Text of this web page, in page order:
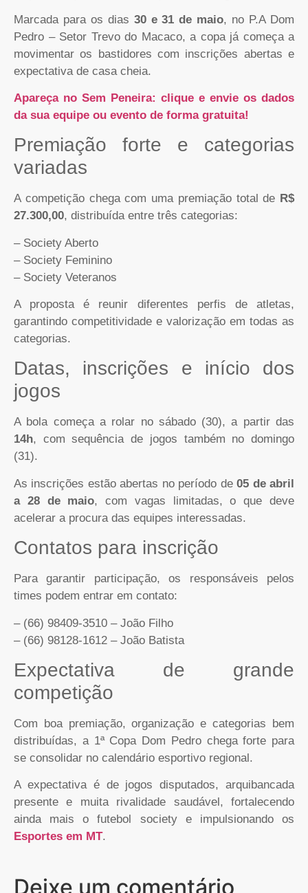
Marcada para os dias 30 e 31 de maio, no P.A Dom
Pedro – Setor Trevo do Macaco, a copa já começa a
movimentar os bastidores com inscrições abertas e
expectativa de casa cheia.
Apareça no Sem Peneira: clique e envie os dados
da sua equipe ou evento de forma gratuita!
Premiação forte e categorias
variadas
A competição chega com uma premiação total de R$
27.300,00, distribuída entre três categorias:
– Society Aberto
– Society Feminino
– Society Veteranos
A proposta é reunir diferentes perfis de atletas,
garantindo competitividade e valorização em todas as
categorias.
Datas, inscrições e início dos
jogos
A bola começa a rolar no sábado (30), a partir das
14h, com sequência de jogos também no domingo
(31).
As inscrições estão abertas no período de05 de abril
a 28 de maio, com vagas limitadas, o que deve
acelerar a procura das equipes interessadas.
Contatos para inscrição
Para garantir participação, os responsáveis pelos
times podem entrar em contato:
– (66) 98409-3510 – João Filho
– (66) 98128-1612 – João Batista
Expectativa de grande
competição
Com boa premiação, organização e categorias bem
distribuídas, a 1ª Copa Dom Pedro chega forte para
se consolidar no calendário esportivo regional.
A expectativa é de jogos disputados, arquibancada
presente e muita rivalidade saudável, fortalecendo
ainda mais o futebol society e impulsionando os
Esportes em MT.
Deixe um comentário